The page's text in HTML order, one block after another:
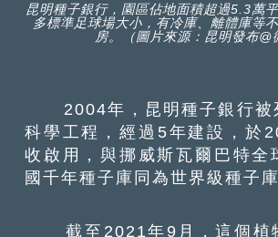
昆明種子銀行，園區佔地面積超過5.3萬
多標準足球場大小，有冷庫、離體庫等
房。（圖片來源：昆明發布@
2004年，昆明種子銀行被
科學工程，經過5年建設，於
收啟用，與挪威斯瓦爾巴特全
國千年種子庫同為世界級種子庫
截至2021年9月，這個植